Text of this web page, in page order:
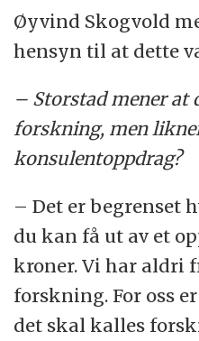
Øyvind Skogvold
hensyn til at dette
– Storstad mener at
forskning, men
konsulentoppdrag?
– Det er begrenset
du kan få ut av et
kroner. Vi har aldri
forskning. For oss
det skal kalles